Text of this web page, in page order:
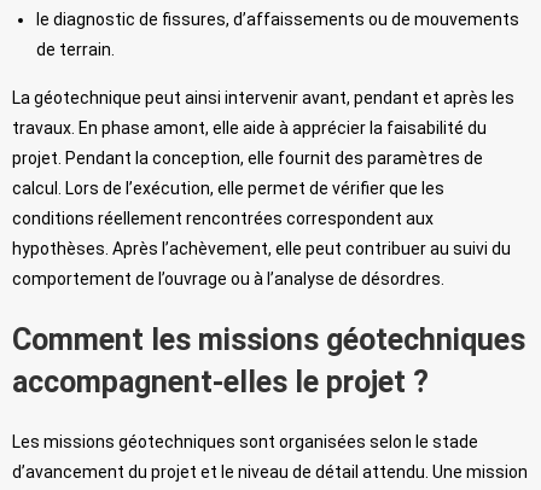
le diagnostic de fissures, d’affaissements ou de mouvements
de terrain.
La géotechnique peut ainsi intervenir avant, pendant et après les
travaux. En phase amont, elle aide à apprécier la faisabilité du
projet. Pendant la conception, elle fournit des paramètres de
calcul. Lors de l’exécution, elle permet de vérifier que les
conditions réellement rencontrées correspondent aux
hypothèses. Après l’achèvement, elle peut contribuer au suivi du
comportement de l’ouvrage ou à l’analyse de désordres.
Comment les missions géotechniques
accompagnent-elles le projet ?
Les missions géotechniques sont organisées selon le stade
d’avancement du projet et le niveau de détail attendu. Une mission